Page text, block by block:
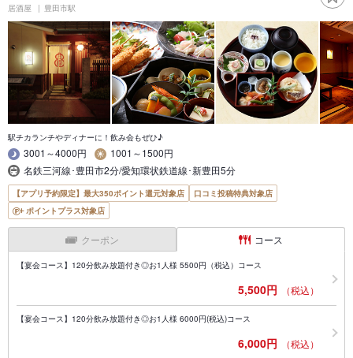
居酒屋 豊田市駅
駅チカランチやディナーに！飲み会もぜひ♪
3001～4000円
1001～1500円
名鉄三河線･豊田市2分/愛知環状鉄道線･新豊田5分
【アプリ予約限定】最大350ポイント還元対象店
口コミ投稿特典対象店
ポイントプラス対象店
クーポン コース
【宴会コース】120分飲み放題付き◎お1人様 5500円（税込）コース
5,500円 （税込）
【宴会コース】120分飲み放題付き◎お1人様 6000円(税込)コース
6,000円 （税込）